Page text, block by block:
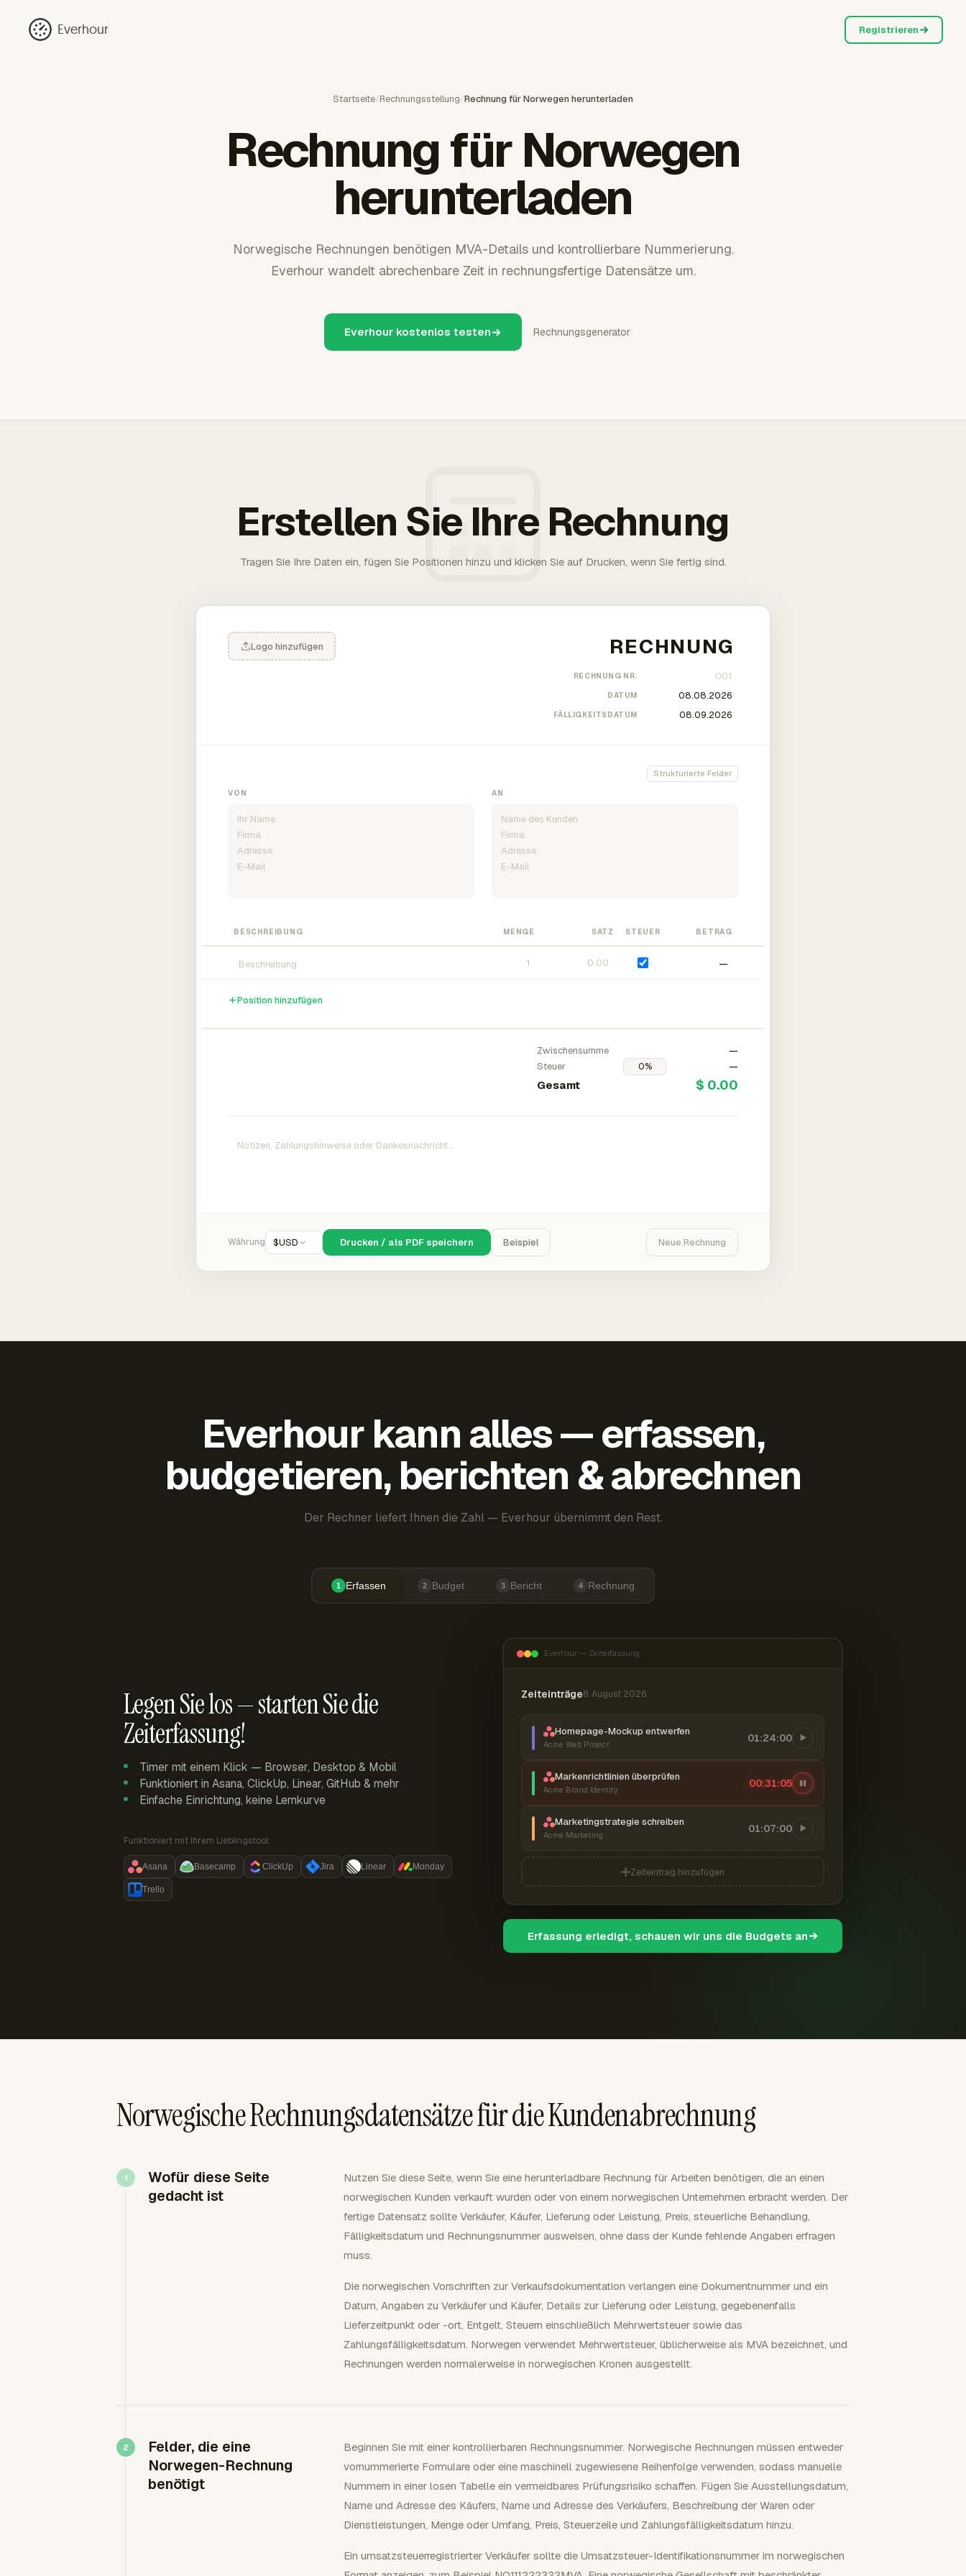
Everhour Registrieren
Startseite/Rechnungsstellung/Rechnung für Norwegen herunterladen
Rechnung für Norwegen
herunterladen
Norwegische Rechnungen benötigen MVA-Details und kontrollierbare Nummerierung.
Everhour wandelt abrechenbare Zeit in rechnungsfertige Datensätze um.
Everhour kostenlos testen Rechnungsgenerator
Erstellen Sie Ihre Rechnung
Tragen Sie Ihre Daten ein, fügen Sie Positionen hinzu und klicken Sie auf Drucken, wenn Sie fertig sind.
Logo hinzufügen
RECHNUNG NR.
DATUM
FÄLLIGKEITSDATUM
Strukturierte Felder
VON AN
BESCHREIBUNG MENGE SATZ STEUER BETRAG
—
Position hinzufügen
Zwischensumme
—
Steuer
—
Gesamt $ 0.00
Währung $USD Drucken / als PDF speichern Beispiel Neue Rechnung
Everhour kann alles — erfassen,
budgetieren, berichten & abrechnen
Der Rechner liefert Ihnen die Zahl — Everhour übernimmt den Rest.
1 Erfassen 2 Budget 3 Bericht 4 Rechnung
Legen Sie los — starten Sie die
Zeiterfassung!
Timer mit einem Klick — Browser, Desktop & Mobil
Funktioniert in Asana, ClickUp, Linear, GitHub & mehr
Einfache Einrichtung, keine Lernkurve
Funktioniert mit Ihrem Lieblingstool:
Asana Basecamp ClickUp Jira Linear Monday
Trello
Everhour — Zeiterfassung
Zeiteinträge8. August 2026
Homepage-Mockup entwerfen
Acme Web Project
01:24:00
Markenrichtlinien überprüfen
Acme Brand Identity
00:31:06
Marketingstrategie schreiben
Acme Marketing
01:07:00
Zeiteintrag hinzufügen
Erfassung erledigt, schauen wir uns die Budgets an
Norwegische Rechnungsdatensätze für die Kundenabrechnung
Wofür diese Seite
gedacht ist
Nutzen Sie diese Seite, wenn Sie eine herunterladbare Rechnung für Arbeiten benötigen, die an einen
norwegischen Kunden verkauft wurden oder von einem norwegischen Unternehmen erbracht werden. Der
fertige Datensatz sollte Verkäufer, Käufer, Lieferung oder Leistung, Preis, steuerliche Behandlung,
Fälligkeitsdatum und Rechnungsnummer ausweisen, ohne dass der Kunde fehlende Angaben erfragen
muss.
Die norwegischen Vorschriften zur Verkaufsdokumentation verlangen eine Dokumentnummer und ein
Datum, Angaben zu Verkäufer und Käufer, Details zur Lieferung oder Leistung, gegebenenfalls
Lieferzeitpunkt oder -ort, Entgelt, Steuern einschließlich Mehrwertsteuer sowie das
Zahlungsfälligkeitsdatum. Norwegen verwendet Mehrwertsteuer, üblicherweise als MVA bezeichnet, und
Rechnungen werden normalerweise in norwegischen Kronen ausgestellt.
Felder, die eine
Norwegen-Rechnung
benötigt
Beginnen Sie mit einer kontrollierbaren Rechnungsnummer. Norwegische Rechnungen müssen entweder
vornummerierte Formulare oder eine maschinell zugewiesene Reihenfolge verwenden, sodass manuelle
Nummern in einer losen Tabelle ein vermeidbares Prüfungsrisiko schaffen. Fügen Sie Ausstellungsdatum,
Name und Adresse des Käufers, Name und Adresse des Verkäufers, Beschreibung der Waren oder
Dienstleistungen, Menge oder Umfang, Preis, Steuerzeile und Zahlungsfälligkeitsdatum hinzu.
Ein umsatzsteuerregistrierter Verkäufer sollte die Umsatzsteuer-Identifikationsnummer im norwegischen